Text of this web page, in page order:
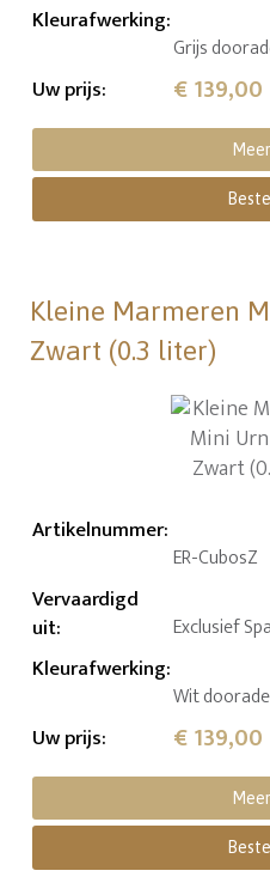
Kleurafwerking:
Grijs
Uw prijs: € 139,00
Kleine Marmeren
Zwart (0.3 liter)
Artikelnummer:
ER-CubosZ
Vervaardigd
uit: Exclusief
Kleurafwerking:
Wit
Uw prijs: € 139,00